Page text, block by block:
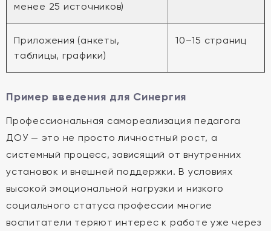
менее 25 источников)
Приложения (анкеты,
таблицы, графики)
10–15 страниц
Пример введения для Синергия
Профессиональная самореализация педагога
ДОУ — это не просто личностный рост, а
системный процесс, зависящий от внутренних
установок и внешней поддержки. В условиях
высокой эмоциональной нагрузки и низкого
социального статуса профессии многие
воспитатели теряют интерес к работе уже через